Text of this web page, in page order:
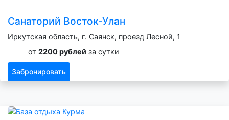
Санаторий Восток-Улан
Иркутская область, г. Саянск, проезд Лесной, 1
от 2200 рублей за сутки
Забронировать